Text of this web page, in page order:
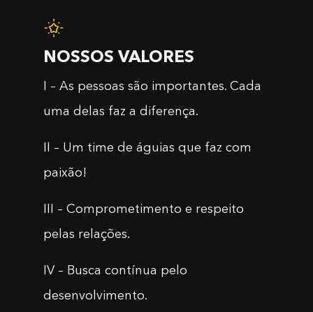
NOSSOS VALORES
I – As pessoas são importantes. Cada
uma delas faz a diferença.
II – Um time de águias que faz com
paixão!
III – Comprometimento e respeito
pelas relações.
IV – Busca contínua pelo
desenvolvimento.